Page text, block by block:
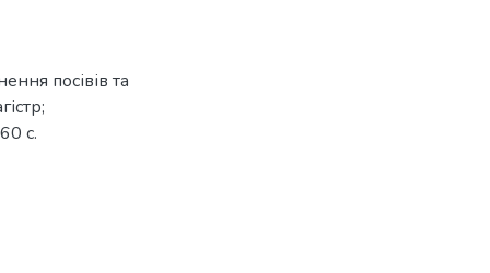
посівів та
с.